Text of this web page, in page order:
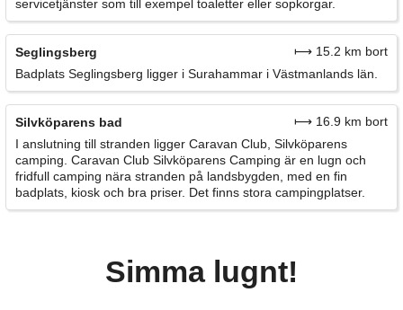
servicetjänster som till exempel toaletter eller sopkorgar.
Seglingsberg
⟼ 15.2 km bort
Badplats Seglingsberg ligger i Surahammar i Västmanlands län.
Silvköparens bad
⟼ 16.9 km bort
I anslutning till stranden ligger Caravan Club, Silvköparens
camping. Caravan Club Silvköparens Camping är en lugn och
fridfull camping nära stranden på landsbygden, med en fin
badplats, kiosk och bra priser. Det finns stora campingplatser.
Simma lugnt!